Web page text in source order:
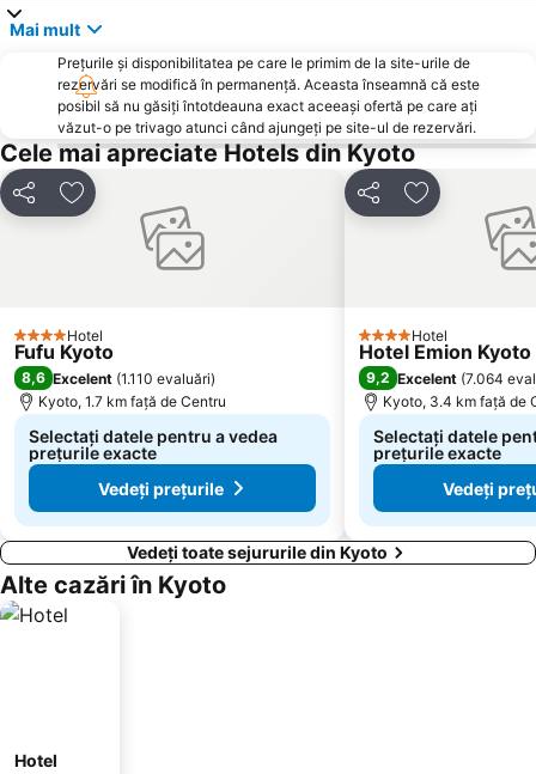
Mai mult
Prețurile și disponibilitatea pe care le primim de la site-urile de
rezervări se modifică în permanență. Aceasta înseamnă că este
posibil să nu găsiți întotdeauna exact aceeași ofertă pe care ați
văzut-o pe trivago atunci când ajungeți pe site-ul de rezervări.
Cele mai apreciate Hotels din Kyoto
DistribuițiAdăugaţi la favorite
4 SteleHotel
Fufu Kyoto
8,6 Excelent (1.110 evaluări)
Kyoto, 1.7 km faţă de Centru
Selectați datele pentru a vedea
prețurile exacte
Vedeți prețurile
DistribuițiAdăugaţi la
4 Stele Hotel
Hotel Emion Kyoto
9,2 Excelent (7.064
Kyoto, 3.4 km faţă de
Selectați datele
prețurile exacte
Vedeți
Vedeți toate sejururile din Kyoto
Alte cazări în Kyoto
Hotel